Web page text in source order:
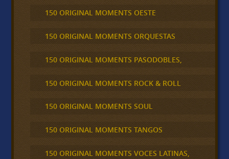
150 ORIGINAL MOMENTS OESTE
150 ORIGINAL MOMENTS ORQUESTAS
150 ORIGINAL MOMENTS PASODOBLES,
150 ORIGINAL MOMENTS ROCK & ROLL
150 ORIGINAL MOMENTS SOUL
150 ORIGINAL MOMENTS TANGOS
150 ORIGINAL MOMENTS VOCES LATINAS,